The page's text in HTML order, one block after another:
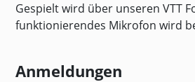
Gespielt wird über unseren VTT
funktionierendes Mikrofon wird
Anmeldungen